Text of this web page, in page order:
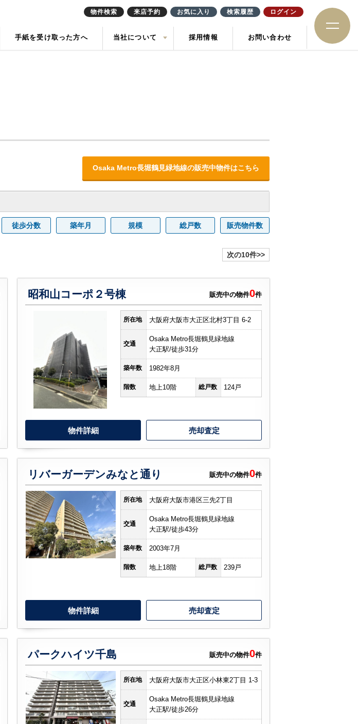
手紙を受け取った方へ 当社について 採用情報 お問い合わせ
Osaka Metro長堀鶴見緑地線の販売中物件はこちら
徒歩分数 築年月 規模 総戸数 販売物件数
次の10件>>
昭和山コーポ２号棟 販売中の物件0件
所在地 大阪府大阪市大正区北村3丁目 6-2
交通
Osaka Metro長堀鶴見緑地線
大正駅/徒歩31分
築年数 1982年8月
階数 地上10階 総戸数 124戸
物件詳細 売却査定
リバーガーデンみなと通り 販売中の物件0件
所在地 大阪府大阪市港区三先2丁目
交通
Osaka Metro長堀鶴見緑地線
大正駅/徒歩43分
築年数 2003年7月
階数 地上18階 総戸数 239戸
物件詳細 売却査定
パークハイツ千島 販売中の物件0件
所在地 大阪府大阪市大正区小林東2丁目 1-3
交通
Osaka Metro長堀鶴見緑地線
大正駅/徒歩26分
物件検索 来店予約 お気に入り 検索履歴 ログイン